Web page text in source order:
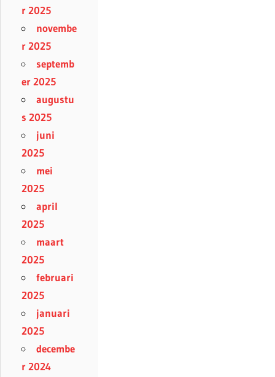
r 2025
novembe
r 2025
septemb
er 2025
augustu
s 2025
juni
2025
mei
2025
april
2025
maart
2025
februari
2025
januari
2025
decembe
r 2024